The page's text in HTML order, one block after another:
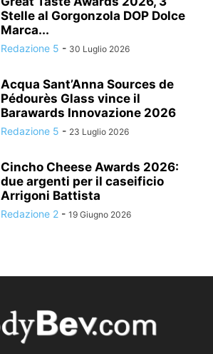
Stelle al Gorgonzola DOP Dolce
Marca...
Redazione 5 - 30 Luglio 2026
Acqua Sant’Anna Sources de
Pédourès Glass vince il
Barawards Innovazione 2026
Redazione 5 - 23 Luglio 2026
Cincho Cheese Awards 2026:
due argenti per il caseificio
Arrigoni Battista
Redazione 2 - 19 Giugno 2026